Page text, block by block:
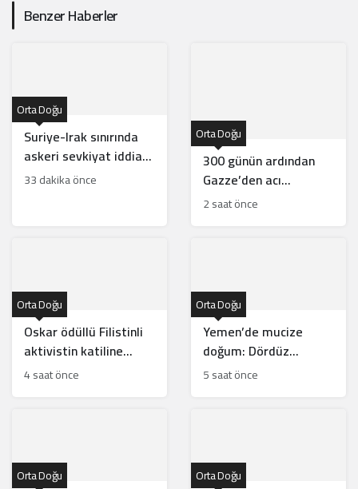
Benzer Haberler
Suriye-Irak sınırında
askeri sevkiyat iddiası:
Görüntüler gerçek mi?
Orta Doğu
33 dakika önce
300 günün ardından
Gazze’den acı
tanıklıklar: Ateşkes
Orta Doğu
2 saat önce
Oskar ödüllü Filistinli
aktivistin katiline
hafifletilmiş suçlama
Orta Doğu
4 saat önce
Yemen’de mucize
doğum: Dördüz
beklerken beşiz bebek
Orta Doğu
5 saat önce
Orta Doğu Orta Doğu